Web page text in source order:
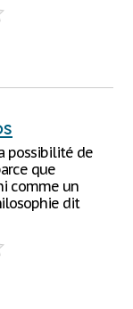
possibilité de
que
comme un
dit